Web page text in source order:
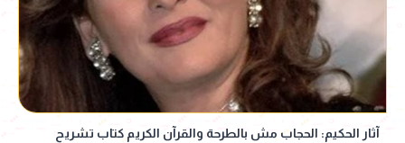
آثار الحكيم: الحجاب مش بالطرحة والقرآن الكريم كتاب تشريح